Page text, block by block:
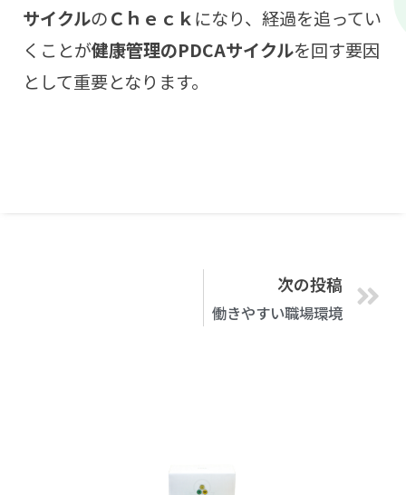
サイクルのＣｈｅｃｋになり、経過を追ってい
くことが健康管理のPDCAサイクルを回す要因
として重要となります。
次の投稿
働きやすい職場環境